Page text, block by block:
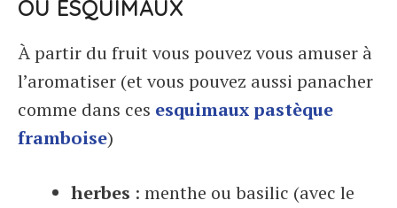
OU ESQUIMAUX
À partir du fruit vous pouvez vous amuser à
l’aromatiser (et vous pouvez aussi panacher
comme dans ces esquimaux pastèque
framboise)
herbes : menthe ou basilic (avec le